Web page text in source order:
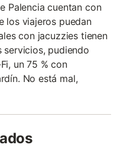
Palencia cuentan con
los viajeros puedan
con jacuzzies tienen
servicios, pudiendo
un 75 % con
No está mal,